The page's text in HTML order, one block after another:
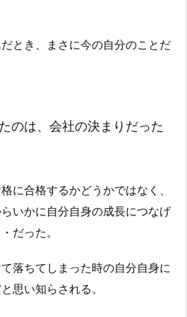
とき、まさに今の自分のことだ
のは、会社の決まりだった
に合格するかどうかではなく、
いかに自分自身の成長につなげ
だった。
落ちてしまった時の自分自身に
思い知らされる。